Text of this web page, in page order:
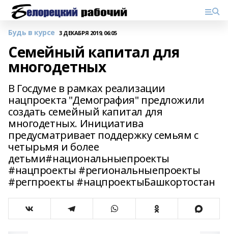
Будь в курсе 3 ДЕКАБРЯ 2019, 06:05
Семейный капитал для
многодетных
В Госдуме в рамках реализации
нацпроекта "Демография" предложили
создать семейный капитал для
многодетных. Инициатива
предусматривает поддержку семьям с
четырьмя и более
детьми#национальныепроекты
#нацпроекты #региональныепроекты
#регпроекты #нацпроектыБашкортостан